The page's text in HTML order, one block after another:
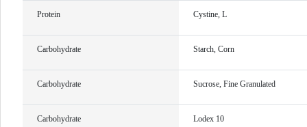
Protein Cystine, L
Carbohydrate Starch, Corn
Carbohydrate Sucrose, Fine Granulated
Carbohydrate Lodex 10